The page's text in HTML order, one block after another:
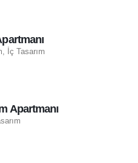
İç Tasarım
Apartmanı